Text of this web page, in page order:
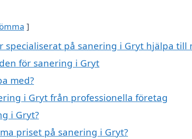
specialiserat på sanering i Gryt hjälpa till
för sanering i Gryt
med?
i Gryt från professionella företag
i Gryt?
priset på sanering i Gryt?